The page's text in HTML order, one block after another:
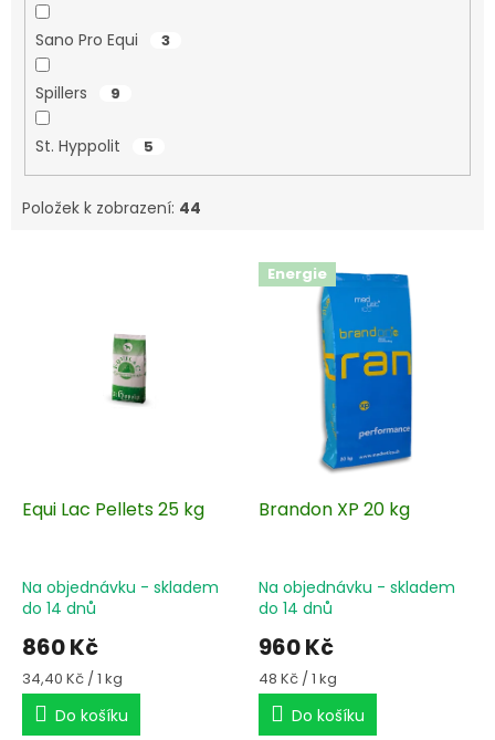
Sano Pro Equi 3
Spillers 9
St. Hyppolit 5
Položek k zobrazení: 44
Equi Lac Pellets 25 kg
Na objednávku - skladem
do 14 dnů
860 Kč
Měrná
cena:
34,40 Kč / 1 kg
Do košíku
Energie
Brandon XP 20 kg
Na objednávku - skladem
do 14 dnů
960 Kč
Měrná
cena:
48 Kč / 1 kg
Do košíku